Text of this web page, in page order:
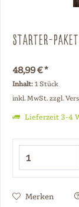
Starter-Paket
48,99 € *
Inhalt: 1 Stück
inkl. MwSt. zzgl.
Lieferzeit 3-4
Merken